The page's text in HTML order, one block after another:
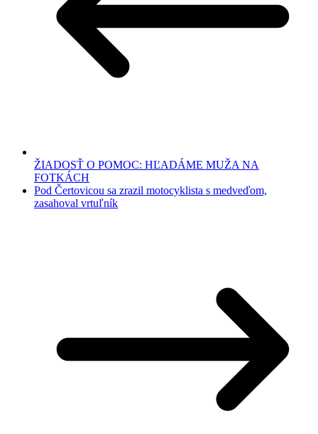
ŽIADOSŤ O POMOC: HĽADÁME MUŽA NA
FOTKÁCH
Pod Čertovicou sa zrazil motocyklista s medveďom,
zasahoval vrtuľník